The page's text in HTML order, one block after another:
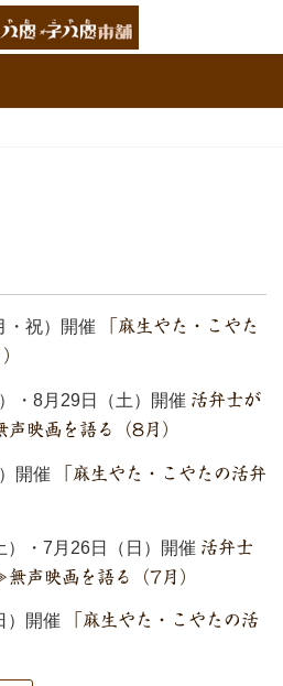
・祝）開催
「麻生やた・こやた
・8月29日（土）開催 活弁士が
映画を語る（8月）
開催
「麻生やた・こやたの活弁
）・7月26日（日）開催 活弁士
声映画を語る（7月）
）開催
「麻生やた・こやたの活